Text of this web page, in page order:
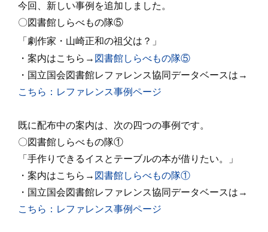
今回、新しい事例を追加しました。
〇図書館しらべもの隊⑤
「 劇作家・山崎正和の祖父は？ 」
・案内はこちら→ 図書館しらべもの隊⑤
・国立国会図書館レファレンス協同データベースは →
こちら：レファレンス事例ページ
既に配布中の案内は、次の四つの事例です。
〇図書館しらべもの隊①
「手作りできるイスとテーブルの本が借りたい。」
・案内はこちら→ 図書館しらべもの隊①
・国立国会図書館レファレンス協同データベースは→
こちら：レファレンス事例ページ